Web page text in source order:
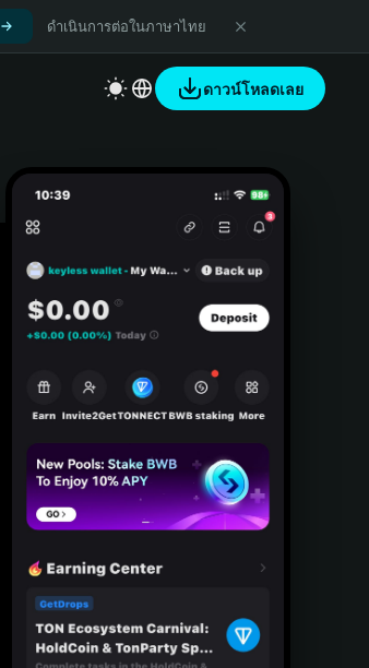
ดำเนินการต่อในภาษาไทย
ดาวน์โหลดเลย